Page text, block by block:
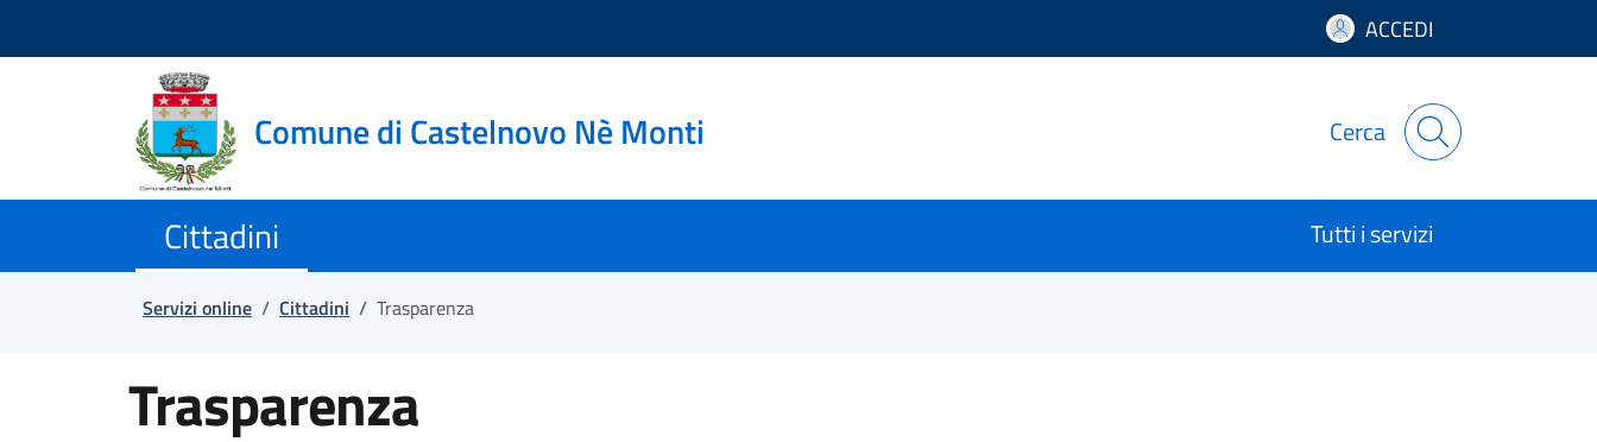
ACCEDI
Comune di Castelnovo Nè Monti Cerca
Cittadini Tutti i servizi
Servizi online / Cittadini / Trasparenza
Trasparenza